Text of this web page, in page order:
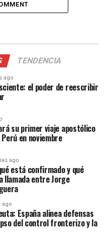
TENDENCIA
ago
el poder de reescribir
su primer viaje apostólico
en noviembre
ago
está confirmado y qué
entre Jorge
ago
España alinea defensas
del control fronterizo y la